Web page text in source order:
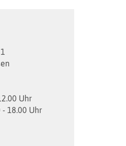
Uhr
- 18.00 Uhr